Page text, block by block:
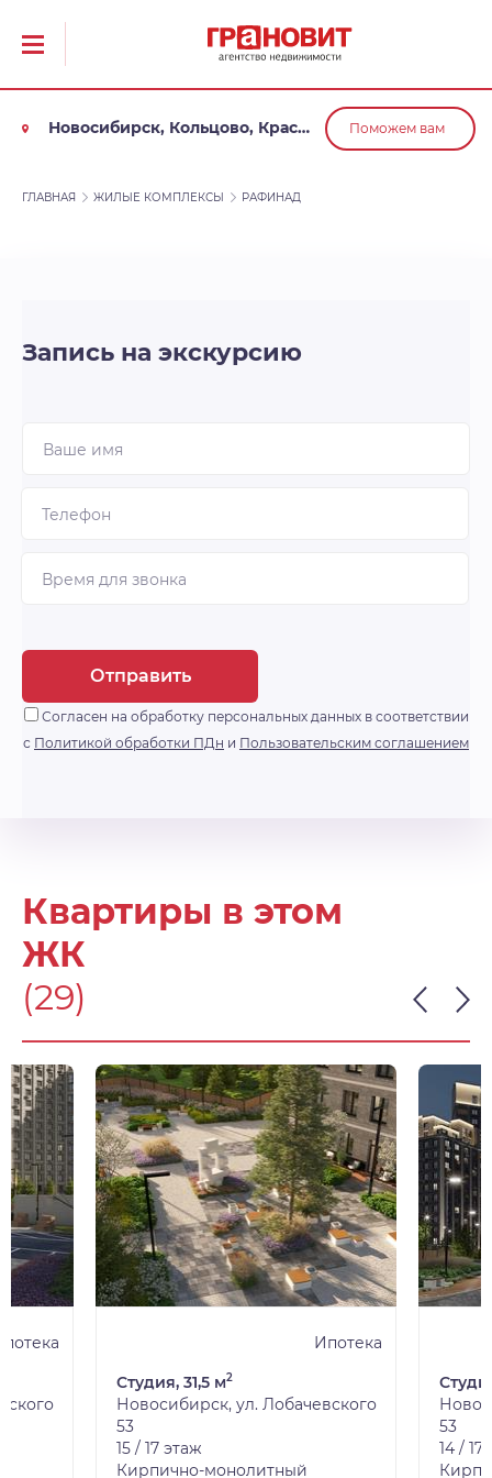
Новосибирск, Кольцово, Краснообск, Обь Поможем вам
ГЛАВНАЯ ЖИЛЫЕ КОМПЛЕКСЫ РАФИНАД
Запись на экскурсию
Отправить
Согласен на обработку персональных данных в соответствии
с Политикой обработки ПДн и Пользовательским соглашением
Квартиры в этом
ЖК
(29)
Ипотека
Студия, 31,5 м2
Новосибирск, ул. Лобачевского
53
15 / 17 этаж
Кирпично-монолитный
53
14 / 17